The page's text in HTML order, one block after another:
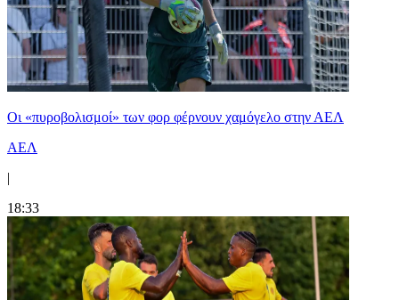
Οι «πυροβολισμοί» των φορ φέρνουν χαμόγελο στην ΑΕΛ
ΑΕΛ
|
18:33